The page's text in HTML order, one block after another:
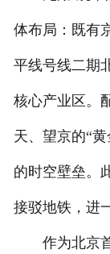
体布局：既有
平线号线二期
核心产业区。
天、望京的“
的时空壁垒。
接驳地铁，进
作为北京首